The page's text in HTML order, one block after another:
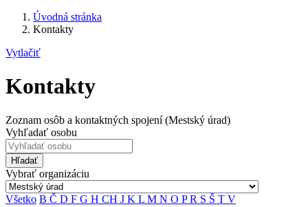
Úvodná stránka
Kontakty
Vytlačiť
Kontakty
Zoznam osôb a kontaktných spojení (Mestský úrad)
Vyhľadať osobu
Hľadať
Vybrať organizáciu
Všetko B Č D F G H CH J K L M N O PR S Š T V